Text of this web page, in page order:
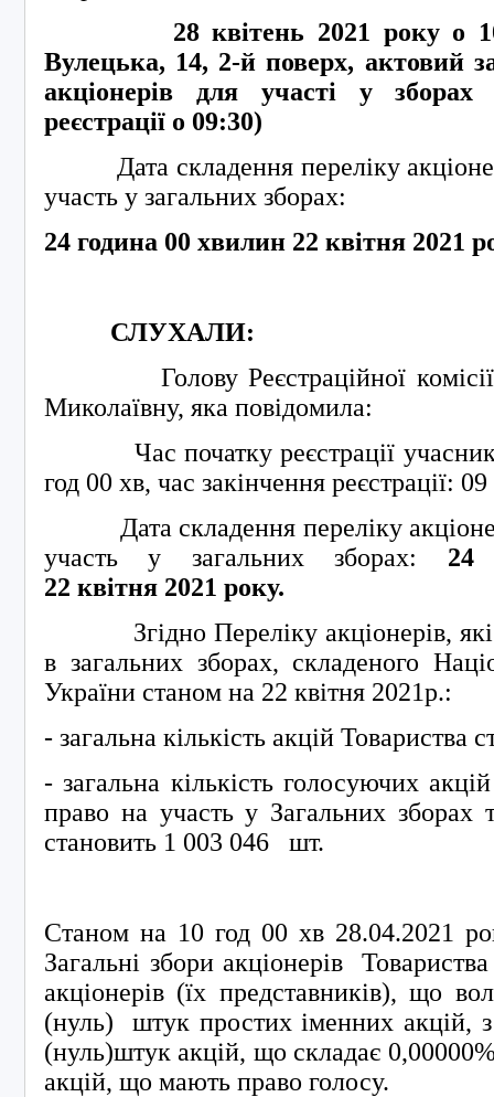
28квітень 2021 року о
Вулецька, 14, 2-й поверх, актовий
акціонерів для участі у
реєстрації о 09:30)
Дата складення переліку
участь у загальних зборах:
24 година 00 хвилин 22 квітня 2021
СЛУХАЛИ:
Голову Реєстраційної комісії
Миколаївну, яка повідомила:
Час початку реєстрації
год 00 хв, час закінчення реєстрації:
Дата складення переліку
участь у загальних зборах: 24
22 квітня 2021 року.
Згідно Переліку акціонерів, які
в загальних зборах, складеного
України станом на 22 квітня 2021р.:
- загальна кількість акцій Товариства
- загальна кількість голосуючих
право на участь у Загальних зборах
становить 1 003 046 шт.
Станом на 10 год 00 хв 28.04.2021
Загальні збори акціонерів
акціонерів (їх представників), що
(нуль) штук простих іменних акцій,
(нуль)штук акцій, що складає 0,00000%
акцій, що мають право голосу.